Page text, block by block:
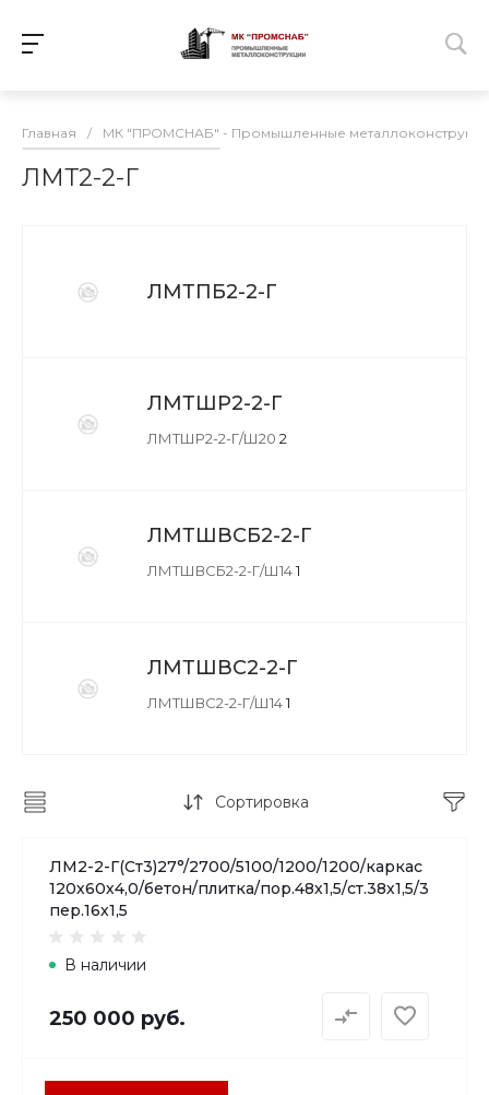
Главная / МК "ПРОМСНАБ" - Промышленные
ЛМТ2-2-Г
ЛМТПБ2-2-Г
ЛМТШР2-2-Г
ЛМТШР2-2-Г/Ш20 2
ЛМТШВСБ2-2-Г
ЛМТШВСБ2-2-Г/Ш141
ЛМТШВС2-2-Г
ЛМТШВС2-2-Г/Ш141
Сортировка
ЛМ2-2-Г(Ст3)27°/2700/5100/1200/1200/каркас
120х60х4,0/бетон/плитка/пор.48х1,5/ст.38х1,5/3
пер.16х1,5
В наличии
250 000 руб.